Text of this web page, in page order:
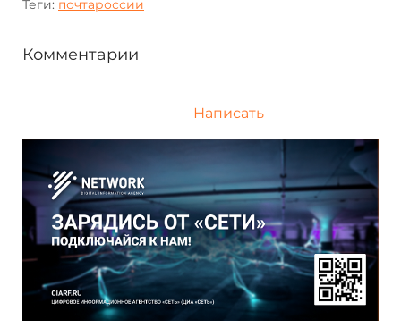
Теги: почтароссии
Комментарии
Написать